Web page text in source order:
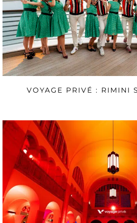
VOYAGE PRIVÉ : RIMINI